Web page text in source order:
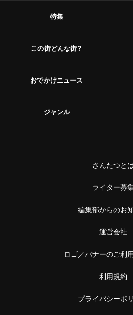
特集
この街どんな街？
おでかけニュース
ジャンル
さんたつと
ライター募
編集部からのお
運営会社
ロゴ／バナーのご利
利用規約
プライバシーポ